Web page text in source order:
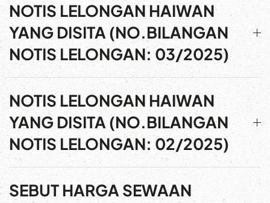
NOTIS LELONGAN HAIWAN
YANG DISITA (NO.BILANGAN
NOTIS LELONGAN: 03/2025)
NOTIS LELONGAN HAIWAN
YANG DISITA (NO.BILANGAN
NOTIS LELONGAN: 02/2025)
SEBUT HARGA SEWAAN